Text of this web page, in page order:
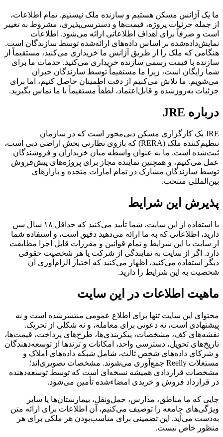
ما یک آژانس مسکن هستیم و سازنده ملک نیستیم. تمام اطلاعات،
از جمله جزئیات پروژه، قیمت‌ها و دسترسی‌پذیری، مشروط به تغییر
است و صرفاً برای اهداف اطلاعاتی ارائه می‌شود. اطلاعات
نمایش‌داده‌شده بر اساس داده‌های ارائه‌شده توسط سازندگان است.
هنگامی که ملک را از طریق آژانس ما خریداری می‌کنید، مستقیماً از
سازنده با قیمت رسمی سازنده خریداری می‌کنید. خدمات ما برای
شما رایگان است، زیرا ما مستقیماً توسط سازندگان جبران
می‌شویم. ما تلاش می‌کنیم از دقت اطمینان حاصل کنیم، اما برای
جزئیات به‌روز‌شده و قابل‌اعتماد، لطفاً مستقیماً با ما تماس بگیرید.
درباره JRE
JRE یک کارگزاری مسکن دبی‌محور است که در سازمان
تنظیم‌کننده ملک (RERA) که بازوی نظارتی بخش اراضی دبی است،
ثبت‌شده است. ما به عنوان واسطه میان خریداران و فروشندگان
عمل می‌کنیم، و همچنین نماینده مجاز برای پروژه‌های پیش‌فروش
توسط سازندگان مشارک در تمام امارات متحده و بازارهای
بین‌المللی منتخب.
پذیرش این شرایط
با استفاده از این سایت، شما تأیید می‌کنید که حداقل ۱۸ سال سن
دارید، اطلاعاتی که به ما ارائه می‌دهید دقیق است، و استفاده شما
از سایت با این شرایط و تمام قوانین و مقررات قابل اجرا مطابقت
دارد. اگر از سایت به نمایندگی از شرکت یا هر شخصیت حقوقی
دیگر استفاده می‌کنید، اظهار می‌کنید که اختیار الزام‌آوری آن
شخصیت به این شرایط را دارید.
ماهیت اطلاعات در این سایت
محتوای این سایت تنها برای اطلاع عمومی منتشرشده است و نه
پیشنهادی است، نه دعوتی برای معامله، و نه شکلی از تحریک.
نقشه‌های کف، مشخصات، پیکربندی‌ها، طرح‌های پرداخت، قیمت‌ها،
تاریخ‌های تحویل، دسترسی واحد، امکانات و ترندها از توسعه‌دهندگان
و شرکای داده‌های شخص ثالث، شامل شبکه داده‌های املاک و
مستغلات Reelly جمع‌آوری می‌شوند. مشخصات تصویری‌اند؛
مشخصات قراردادی همیشه نسخه‌ای است که توسط توسعه‌دهنده
در قرارداد فروش و خریدی امضاء‌شده تأمین می‌شود.
جایی که ما مناطق، مدارس، حمل‌ونقل، بیمارستان‌ها یا سایر
ویژگی‌های جامعه را توصیف می‌کنیم، آن اطلاعات برای ارائه متن
به‌دست می‌آید. این تضمینی برای مناسب‌بودن هر ملکی برای هر
منظور خاص نیست.